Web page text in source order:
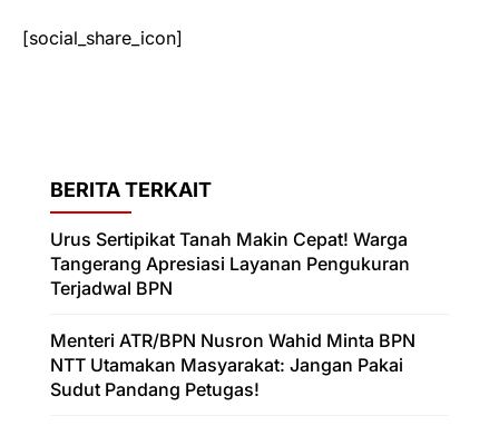
[social_share_icon]
BERITA TERKAIT
Urus Sertipikat Tanah Makin Cepat! Warga
Tangerang Apresiasi Layanan Pengukuran
Terjadwal BPN
Menteri ATR/BPN Nusron Wahid Minta BPN
NTT Utamakan Masyarakat: Jangan Pakai
Sudut Pandang Petugas!